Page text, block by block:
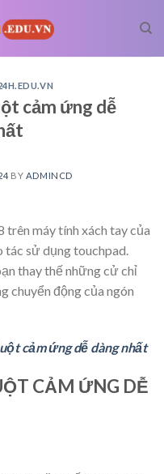
cảm ứng dễ
BY ADMINCD
trên máy tính xách tay của
sử dụng touchpad.
thay thế những cử chỉ
chuyển động của ngón
cảm ứng dễ dàng nhất
CẢM ỨNG DỄ